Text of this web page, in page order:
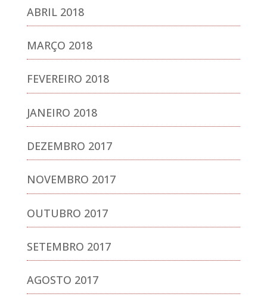
ABRIL 2018
MARÇO 2018
FEVEREIRO 2018
JANEIRO 2018
DEZEMBRO 2017
NOVEMBRO 2017
OUTUBRO 2017
SETEMBRO 2017
AGOSTO 2017